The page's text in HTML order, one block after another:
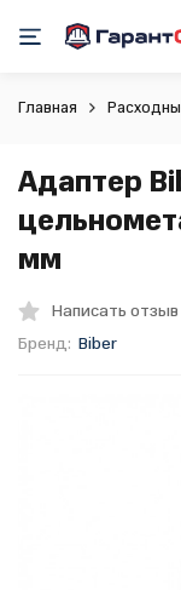
Главная
Адаптер
мм
Написать отзыв
Бренд: Biber